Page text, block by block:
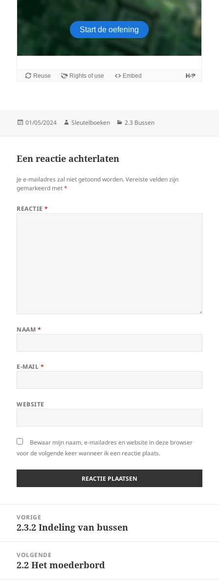
Gepubliceerd
01/05/2024 Auteur
Sleutelboeken Categorieën
2.3 Bussen
Een reactie achterlaten
Je e-mailadres zal niet getoond worden. Vereiste velden zijn
gemarkeerd met*
REACTIE*
NAAM *
E-MAIL *
WEBSITE
Bewaar mijn naam, e-mailadres en website in deze browser
voor de volgende keer wanneer ik een reactie plaats.
VORIGE
Vorig
2.3.2 Indeling van bussen
VOLGENDE
Volgend
2.2 Het moederbord